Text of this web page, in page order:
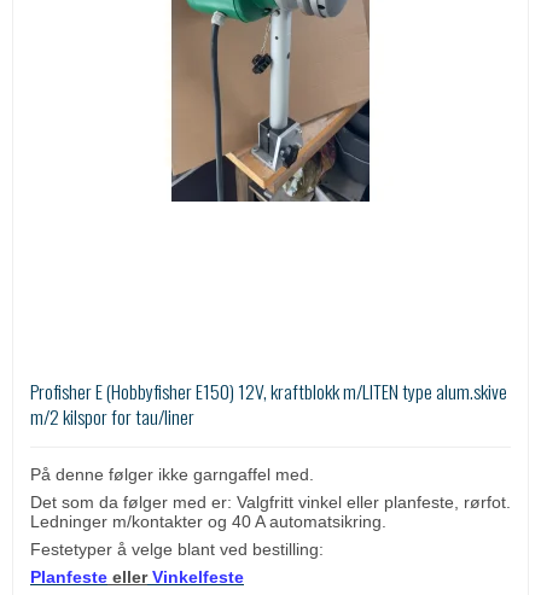
Profisher E (Hobbyfisher E150) 12V, kraftblokk m/LITEN type alum.skive
m/2 kilspor for tau/liner
På denne følger ikke garngaffel med.
Det som da følger med er: Valgfritt vinkel eller planfeste, rørfot.
Ledninger m/kontakter og 40 A automatsikring.
Festetyper å velge blant ved bestilling:
Planfeste ellerVinkelfeste